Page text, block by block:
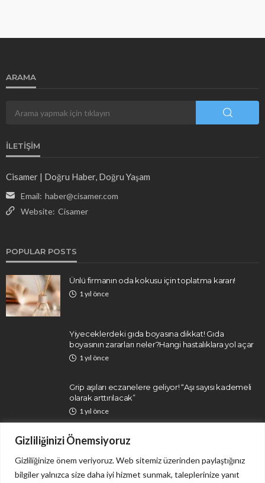
Gizliliğinizi Önemsiyoruz
Gizliliğinize önem veriyoruz. Web sitemiz üzerinden paylaştığınız
bilgiler yalnızca size daha iyi hizmet sunmak, taleplerinize yanıt
ARAMA
İLETIŞIM
Cisamer | Doğru Haber, Doğru Yaşam
Email: haber@cisamer.com
Website: Cisamer
POPULAR POSTS
Ünlü firmanın oda kokusu için toplatma kararı!
1 yıl önce
Yiyeceklerdeki gıda boyasına dikkat! Gıda
boyasının zararları neler?Hangi hastalıklara yol açar
1 yıl önce
Grip aşıları eczanelere geliyor! “Aşı sayısı kademeli
olarak arttırılacak”
1 yıl önce